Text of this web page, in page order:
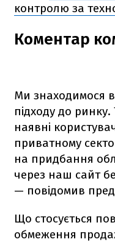
контролю за
Коментар
Ми знаходимося
підходу до
наявні
приватному
на придбання
через наш сайт
— повідомив
Що стосується
обмеження